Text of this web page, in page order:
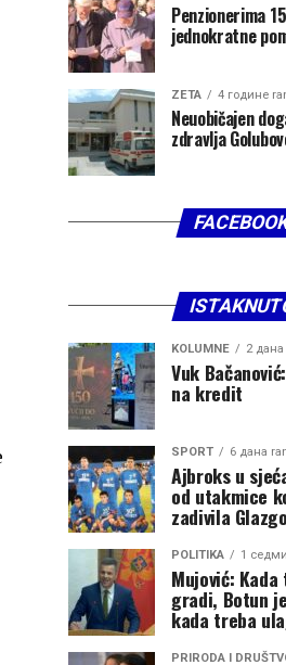
Penzionerima
jednokratne
ZETA 4 године
Neuobičajen
zdravlja
KOLUMNE 2
Vuk
na kredit
SPORT 6 дана
Ajbroks u
od utakmice
zadivila
POLITIKA 1
Mujović:
gradi, Botun
kada treba
PRIRODA I